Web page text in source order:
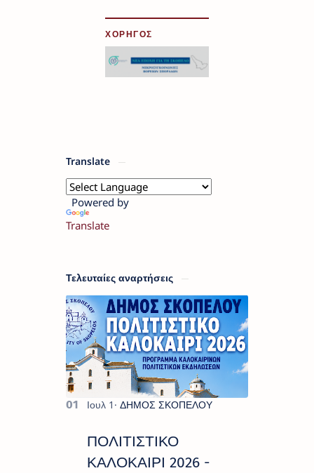
ΧΟΡΗΓΟΣ
Translate
Powered by
Translate
Τελευταίες αναρτήσεις
ΠΟΛΙΤΙΣΤΙΚΟ
ΚΑΛΟΚΑΙΡΙ 2026 -